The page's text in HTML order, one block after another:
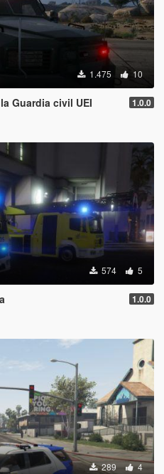
1.475 10
Guardia civil UEI 1.0.0
574 5
1.0.0
289 4